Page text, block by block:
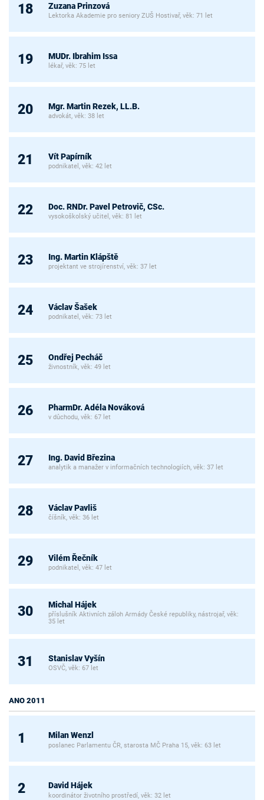
18 Zuzana Prinzová
Lektorka Akademie pro seniory ZUŠ Hostivař, věk: 71 let
19 MUDr. Ibrahim Issa
lékař, věk: 75 let
20 Mgr. Martin Rezek, LL.B.
advokát, věk: 38 let
21 Vít Papírník
podnikatel, věk: 42 let
22 Doc. RNDr. Pavel Petrovič, CSc.
vysokoškolský učitel, věk: 81 let
23 Ing. Martin Klápště
projektant ve strojírenství, věk: 37 let
24 Václav Šašek
podnikatel, věk: 73 let
25 Ondřej Pecháč
živnostník, věk: 49 let
26 PharmDr. Adéla Nováková
v důchodu, věk: 67 let
27 Ing. David Březina
analytik a manažer v informačních technologiích, věk: 37 let
28 Václav Pavliš
číšník, věk: 36 let
29 Vilém Řečník
podnikatel, věk: 47 let
30 Michal Hájek
příslušník Aktivních záloh Armády České republiky, nástrojař, věk:
35 let
31 Stanislav Vyšín
OSVČ, věk: 67 let
ANO 2011
1 Milan Wenzl
poslanec Parlamentu ČR, starosta MČ Praha 15, věk: 63 let
2 David Hájek
koordinátor životního prostředí, věk: 32 let